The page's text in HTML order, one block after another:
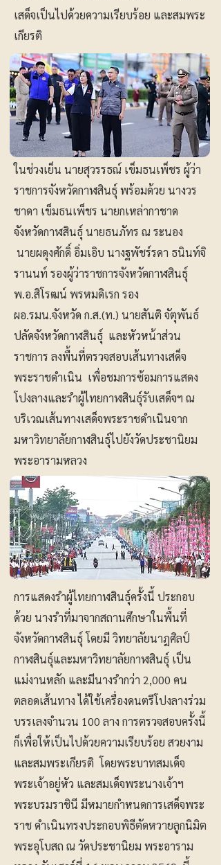
เสด็จเป็นไปด้วยความเรียบร้อย และสมพระ
เกียรติ
ในช่วงเย็น นายสุวรรธณ์ เข็มธนเพ็ชร ผู้ว่า
ราชการจังหวัดกาฬสินธุ์ พร้อมด้วย นางวร
ชาดา เข็มธนเพ็ชร นายกเหล่ากาชาด
จังหวัดกาฬสินธุ์ นายธนภัทร ณ ระนอง
นายผดุงศักดิ์ อิ่มเอิบ นางฐพัชร์รดา ธนินท์จิ
รานนท์ รองผู้ว่าราชการจังหวัดกาฬสินธุ์
พ.อ.สิโรฒน์ พรหมดิเรก รอง
ผอ.รมน.จังหวัด ก.ส.(ท.) นายสันติ จัตุพันธ์
ปลัดจังหวัดกาฬสินธุ์ และหัวหน้าส่วน
ราชการ ลงพื้นที่ตรวจสอบเส้นทางเสด็จ
พระราชดำเนิน เพื่อชมการซ้อมการแสดง
โปงลางและรำผู้ไทยกาฬสินธุ์รับเสด็จฯ ณ
บริเวณเส้นทางเสด็จพระราชดำเนินจาก
มหาวิทยาลัยกาฬสินธุ์ไปยังวัดประชานิยม
พระอารามหลวง
การแสดงรำผู้ไทยกาฬสินธุ์ครั้งนี้ ประกอบ
ด้วย นางรำที่มาจากสถานศึกษาในพื้นที่
จังหวัดกาฬสินธุ์ โดยมี วิทยาลัยนาฎศิลป์
กาฬสินธุ์และมหาวิทยาลัยกาฬสินธุ์ เป็น
แม่งานหลัก และมีนางรำกว่า 2,000 คน
ตลอดเส้นทาง ได้ใช้เครื่องดนตรีโปงลางร่วม
บรรเลงจำนวน 100 ลาง การตรวจสอบครั้งนี้
ก็เพื่อให้เป็นไปด้วยความเรียบร้อย สวยงาม
และสมพระเกียรติ โดยพระบาทสมเด็จ
พระเจ้าอยู่หัว และสมเด็จพระนางเจ้าฯ
พระบรมราชินี มีหมายกำหนดการเสด็จพระ
ราช ดำเนินทรงประกอบพิธีตัดหวายลูกนิมิต
พระอุโบสถ ณ วัดประชานิยม พระอาราม